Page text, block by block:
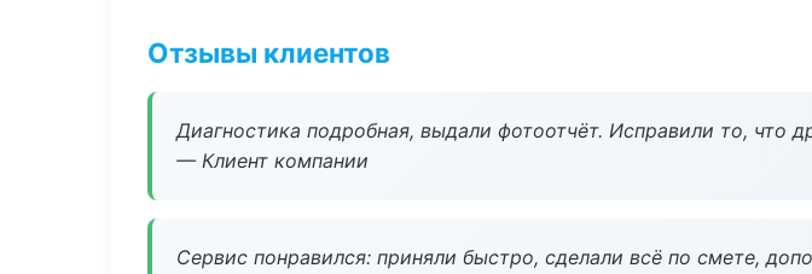
Отзывы клиентов
Диагностика подробная, выдали фотоотчёт. Исправили то, что
— Клиент компании
Сервис понравился: приняли быстро, сделали всё по смете,